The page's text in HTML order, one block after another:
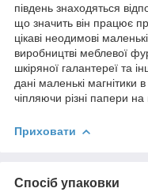
південь знаходяться
що значить він працює
цікаві неодимові
виробництві меблевої
шкіряної галантереї та
дані маленькі магнітики
чіпляючи різні папери
Приховати
Спосіб упаковки